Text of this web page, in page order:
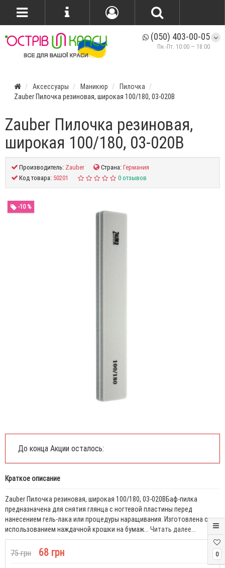
0
(050) 403-00-05
Пн.-Пт. 10:00 — 18:00
Аксессуары Маникюр
Пилочка
Zauber Пилочка резиновая, широкая 100/180, 03-020B
Zauber Пилочка резиновая,
широкая 100/180, 03-020B
Производитель: Zauber Страна:Германия
Код товара: 50201 0 отзывов
-10 %
До конца Акции осталось:
Краткое описание
Zauber Пилочка резиновая, широкая 100/180, 03-020BБаф-пилка
предназначена для снятия глянца с ногтевой пластины перед
нанесением гель-лака или процедуры наращивания. Изготовлена с
использованием наждачной крошки на бумаж... Читать далее...
75 грн 68 грн